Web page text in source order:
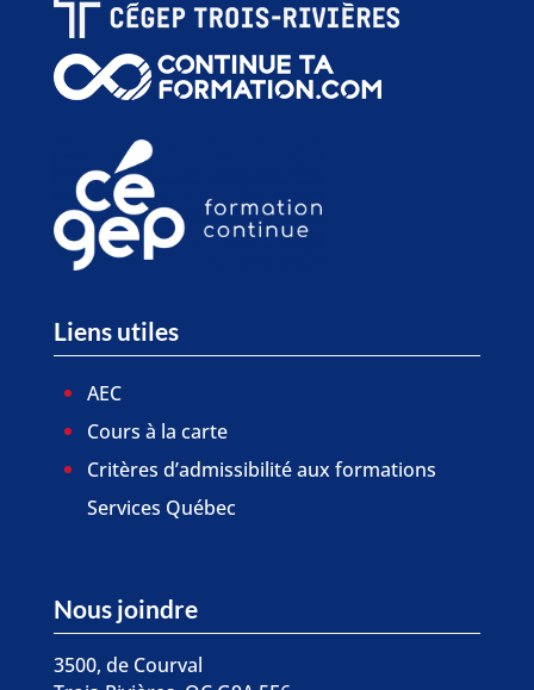
Liens utiles
AEC
Cours à la carte
Critères d’admissibilité aux formations
Services Québec
Nous joindre
3500, de Courval